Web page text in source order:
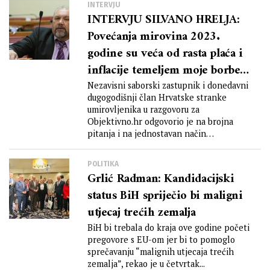
INTERVJU
INTERVJU SILVANO HRELJA:
Povećanja mirovina 2023.
godine su veća od rasta plaća i
inflacije temeljem moje borbe i
zastupanja u Saboru i volje
Vlade i parlamentarne većine.
Odgovorno tvrdim da je rijetko
koja država u jednoj godini
napravila ovakve iskorake
Nezavisni saborski zastupnik i donedavni
dugogodišnji član Hrvatske stranke
umirovljenika u razgovoru za
Objektivno.hr odgovorio je na brojna
pitanja i na jednostavan način
POLITIKA
Grlić Radman: Kandidacijski
status BiH spriječio bi maligni
utjecaj trećih zemalja
BiH bi trebala do kraja ove godine početi
pregovore s EU-om jer bi to pomoglo
sprečavanju “malignih utjecaja trećih
zemalja”, rekao je u četvrtak...